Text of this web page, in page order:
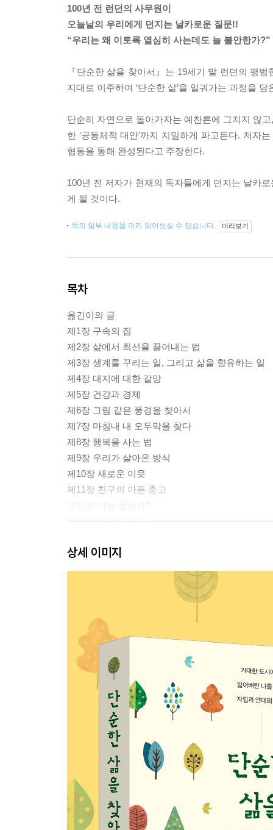
100년 전 런던의 사무원이
오늘날의 우리에게 던지는 날카로운 질문!!
“우리는 왜 이토록 열심히 사는데도 늘 불안한가?”
『단순한 삶을 찾아서』는 19세기 말 런던의 평
지대로 이주하여 ‘단순한 삶’을 일궈가는 과정을
단순히 자연으로 돌아가자는 예찬론에 그치지 않
한 ‘공동체적 대안’까지 치밀하게 파고든다. 저자
협동을 통해 완성된다고 주장한다.
100년 전 저자가 현재의 독자들에게 던지는 날카
게 될 것이다.
책의 일부 내용을 미리 읽어보실 수 있습니다. 미리보기
목차
옮긴이의 글
제1장 구속의 집
제2장 삶에서 최선을 끌어내는 법
제3장 생계를 꾸리는 일, 그리고 삶을 향유하는 일
제4장 대지에 대한 갈망
제5장 건강과 경제
제6장 그림 같은 풍경을 찾아서
제7장 마침내 내 오두막을 찾다
제8장 행복을 사는 법
제9장 우리가 살아온 방식
제10장 새로운 이웃
제11장 친구의 아픈 충고
제13장 미래의 도시
상세 이미지